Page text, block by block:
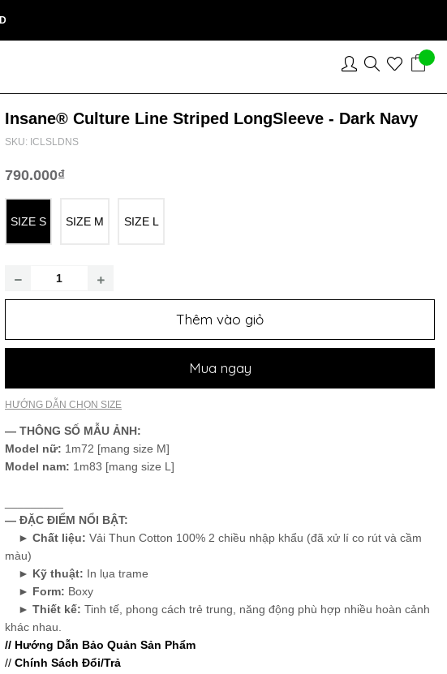
Insane® Culture Line Striped LongSleeve - Dark Navy
SKU: ICLSLDNS
790.000₫
SIZE S SIZE M SIZE L
Thêm vào giỏ
Mua ngay
HƯỚNG DẪN CHỌN SIZE
— THÔNG SỐ MẪU ẢNH:
Model nữ: 1m72 [mang size M]
Model nam: 1m83 [mang size L]
— ĐẶC ĐIỂM NỔI BẬT:
► Chất liệu: Vải Thun Cotton 100% 2 chiều nhập khẩu (đã xử lí co rút và cầm
màu)
► Kỹ thuật: In lụa trame
► Form: Boxy
► Thiết kế: Tinh tế, phong cách trẻ trung, năng động phù hợp nhiều hoàn cảnh
khác nhau.
// Hướng Dẫn Bảo Quản Sản Phẩm
// Chính Sách Đổi/Trả